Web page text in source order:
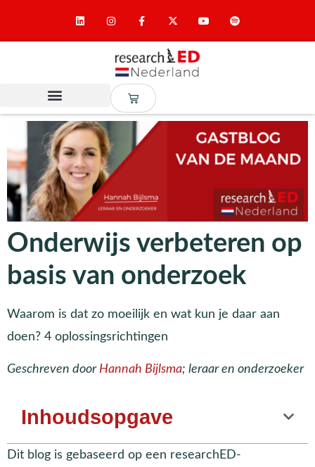
Onderwijs verbeteren op
basis van onderzoek
Waarom is dat zo moeilijk en wat kun je daar aan
doen? 4 oplossingsrichtingen
Geschreven door Hannah Bijlsma; leraar en onderzoeker
Inhoudsopgave
Dit blog is gebaseerd op een researchED-